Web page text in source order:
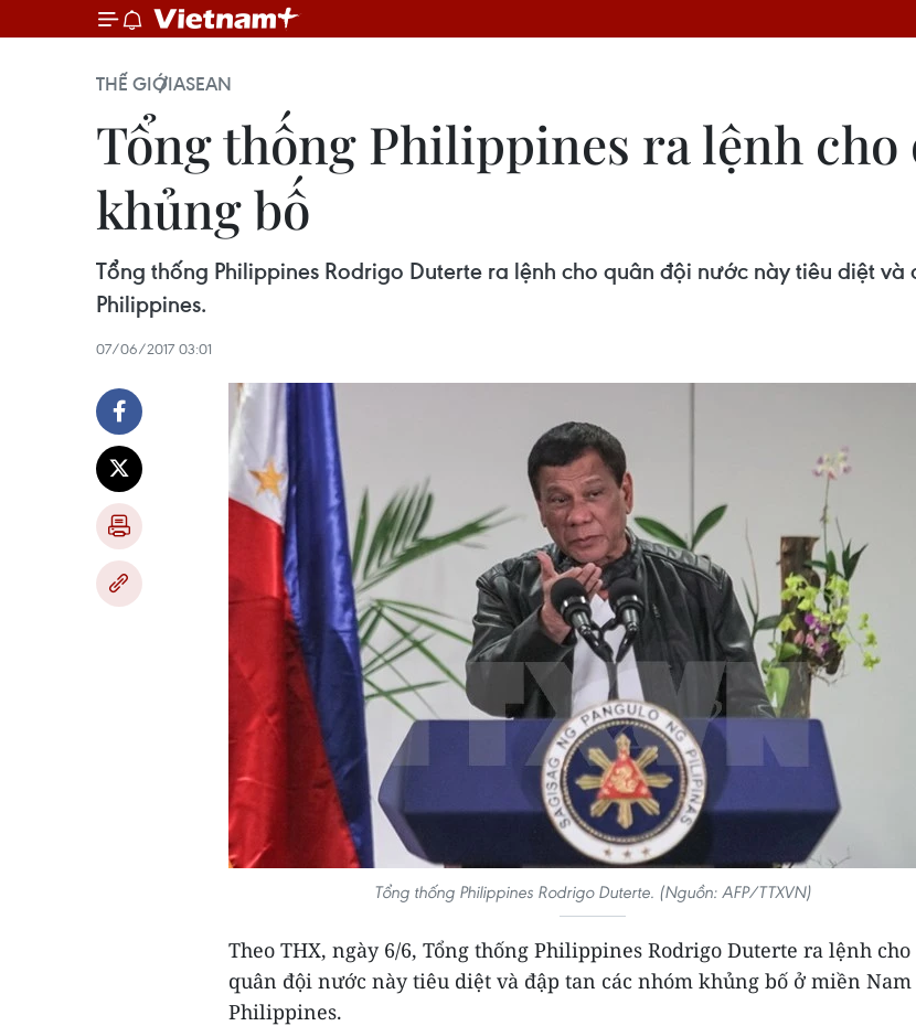
THẾ GIỚIASEAN
Tổng thống Philippines ra lệnh
khủng bố
Tổng thống Philippines Rodrigo Duterte ra lệnh cho quân đội nước này tiêu diệt
Philippines.
07/06/2017 03:01
Tổng thống Philippines Rodrigo Duterte. (Nguồn: AFP/TTXVN)
Theo THX, ngày 6/6, Tổng thống Philippines Rodrigo Duterte ra lệnh cho
quân đội nước này tiêu diệt và đập tan các nhóm khủng bố ở miền Nam
Philippines.